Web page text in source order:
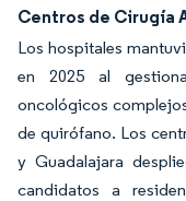
Centros de Cirugía
Los hospitales
en 2025 al
oncológicos
de quirófano. Los
y Guadalajara
candidatos a